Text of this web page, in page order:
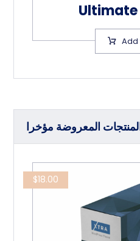
Add
المعروضة مؤخرا
$18.00